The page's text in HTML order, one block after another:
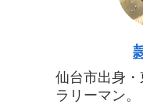
仙台市出身
ラリーマン